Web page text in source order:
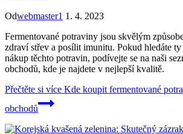
Odwebmaster1 1. 4. 2023
Fermentované potraviny jsou skvělým
zdraví střev a posílit imunitu. Pokud hledáte ty
nákup těchto potravin, podívejte se na naši
obchodů, kde je najdete v nejlepší kvalitě.
Přečtěte si více Kde koupit fermentované
obchodů